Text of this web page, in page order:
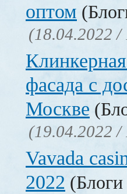
оптом
(18.04.2022 /
фасада с
Москве
(19.04.2022 /
Vavada
2022